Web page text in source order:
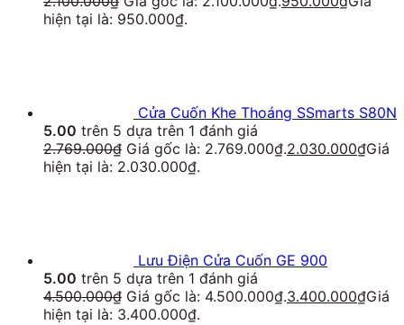
hiện tại là: 950.000₫.
Cửa Cuốn Khe Thoáng SSmarts S80N
5.00 trên 5 dựa trên 1 đánh giá
2.769.000₫ Giá gốc là: 2.769.000₫.2.030.000₫Giá
hiện tại là: 2.030.000₫.
Lưu Điện Cửa Cuốn GE 900
5.00 trên 5 dựa trên 1 đánh giá
4.500.000₫ Giá gốc là: 4.500.000₫.3.400.000₫Giá
hiện tại là: 3.400.000₫.